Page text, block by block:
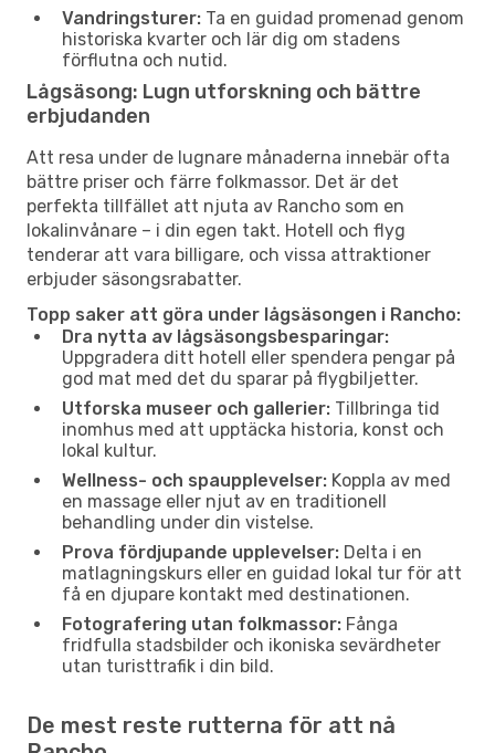
Vandringsturer: Ta en guidad promenad genom
historiska kvarter och lär dig om stadens
förflutna och nutid.
Lågsäsong: Lugn utforskning och bättre
erbjudanden
Att resa under de lugnare månaderna innebär ofta
bättre priser och färre folkmassor. Det är det
perfekta tillfället att njuta av Rancho som en
lokalinvånare – i din egen takt. Hotell och flyg
tenderar att vara billigare, och vissa attraktioner
erbjuder säsongsrabatter.
Topp saker att göra under lågsäsongen i Rancho:
Dra nytta av lågsäsongsbesparingar:
Uppgradera ditt hotell eller spendera pengar på
god mat med det du sparar på flygbiljetter.
Utforska museer och gallerier: Tillbringa tid
inomhus med att upptäcka historia, konst och
lokal kultur.
Wellness- och spaupplevelser: Koppla av med
en massage eller njut av en traditionell
behandling under din vistelse.
Prova fördjupande upplevelser: Delta i en
matlagningskurs eller en guidad lokal tur för att
få en djupare kontakt med destinationen.
Fotografering utan folkmassor: Fånga
fridfulla stadsbilder och ikoniska sevärdheter
utan turisttrafik i din bild.
De mest reste rutterna för att nå